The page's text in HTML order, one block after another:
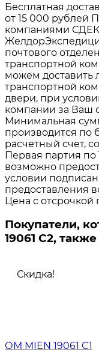
Бесплатная
от 15 000 рублей
компаниями
почтового
транспортной
можем доставить
транспортной
двери, при
компании за Ваш
Минимальная
производится по
расчетный счет,
Первая партия по
возможно
условии
предоставления
Цена с отсрочкой
Покупатели,
19061 C2,
Скидка!
ОМ MIEN 19061 C1